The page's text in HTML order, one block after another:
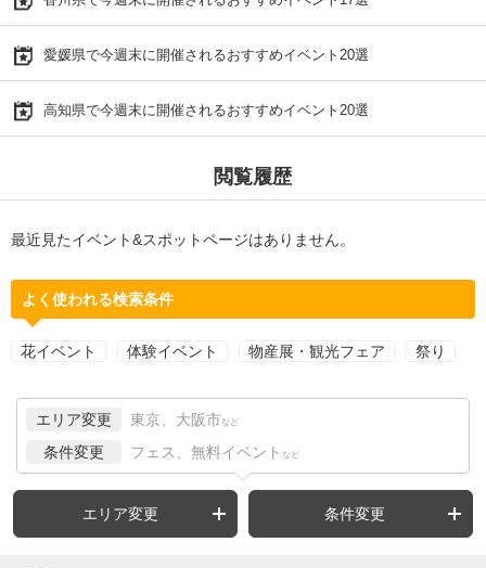
愛媛県で今週末に開催されるおすすめイベント20選
高知県で今週末に開催されるおすすめイベント20選
閲覧履歴
最近見たイベント&スポットページはありません。
よく使われる検索条件
花イベント 体験イベント 物産展・観光フェア 祭り
エリア変更 東京、大阪市 など
条件変更 フェス、無料イベント など
エリア変更 条件変更